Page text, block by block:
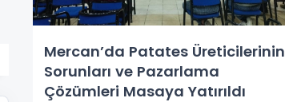
Mercan’da Patates Üreticilerinin
Sorunları ve Pazarlama
Çözümleri Masaya Yatırıldı